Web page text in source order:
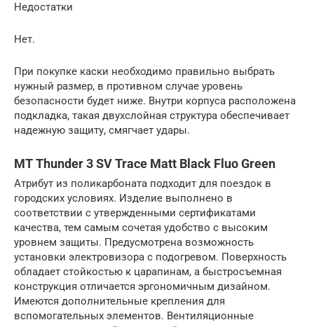
Недостатки
Нет.
При покупке каски необходимо правильно выбрать
нужный размер, в противном случае уровень
безопасности будет ниже. Внутри корпуса расположена
подкладка, такая двухслойная структура обеспечивает
надежную защиту, смягчает удары.
MT Thunder 3 SV Trace Matt Black Fluo Green
Атрибут из поликарбоната подходит для поездок в
городских условиях. Изделие выполнено в
соответствии с утвержденными сертификатами
качества, тем самым сочетая удобство с высоким
уровнем защиты. Предусмотрена возможность
установки электровизора с подогревом. Поверхность
обладает стойкостью к царапинам, а быстросъемная
конструкция отличается эргономичным дизайном.
Имеются дополнительные крепления для
вспомогательных элементов. Вентиляционные